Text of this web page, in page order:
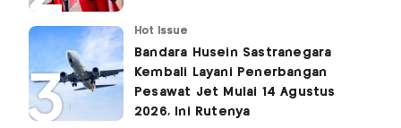
Hot Issue
Bandara Husein Sastranegara
Kembali Layani Penerbangan
Pesawat Jet Mulai 14 Agustus
2026, Ini Rutenya